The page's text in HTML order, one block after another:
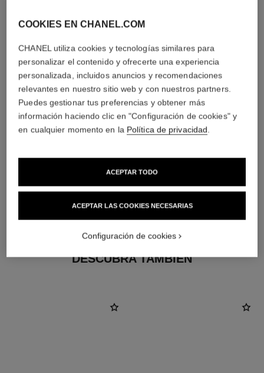
detalles de la pieza
CONSEJOS DE MANTENIMIENTO
material
ORO BEIGE de 18 quilates
DESCUBRA TAMBIÉN
COOKIES EN CHANEL.COM
CHANEL utiliza cookies y tecnologías similares para
personalizar el contenido y ofrecerte una experiencia
personalizada, incluidos anuncios y recomendaciones
relevantes en nuestro sitio web y con nuestros partners.
Puedes gestionar tus preferencias y obtener más
información haciendo clic en "Configuración de cookies" y
en cualquier momento en la Política de privacidad.
ACEPTAR LAS COOKIES NECESARIAS
ACEPTAR TODO
Configuración de cookies